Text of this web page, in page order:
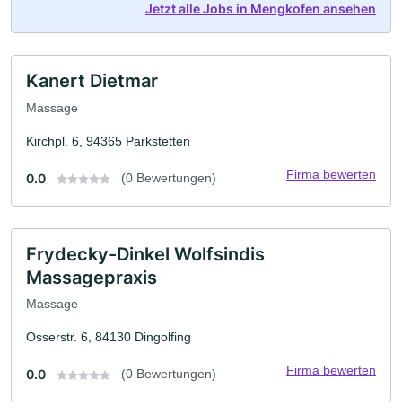
Jetzt alle Jobs in Mengkofen ansehen
Kanert Dietmar
Massage
Kirchpl. 6, 94365 Parkstetten
0.0 (0 Bewertungen) Firma bewerten
Frydecky-Dinkel Wolfsindis
Massagepraxis
Massage
Osserstr. 6, 84130 Dingolfing
0.0 (0 Bewertungen) Firma bewerten